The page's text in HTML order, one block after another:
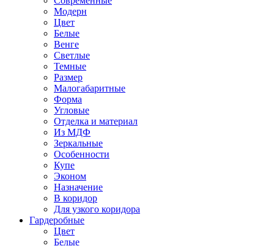
Модерн
Цвет
Белые
Венге
Светлые
Темные
Размер
Малогабаритные
Форма
Угловые
Отделка и материал
Из МДФ
Зеркальные
Особенности
Купе
Эконом
Назначение
В коридор
Для узкого коридора
Гардеробные
Цвет
Белые